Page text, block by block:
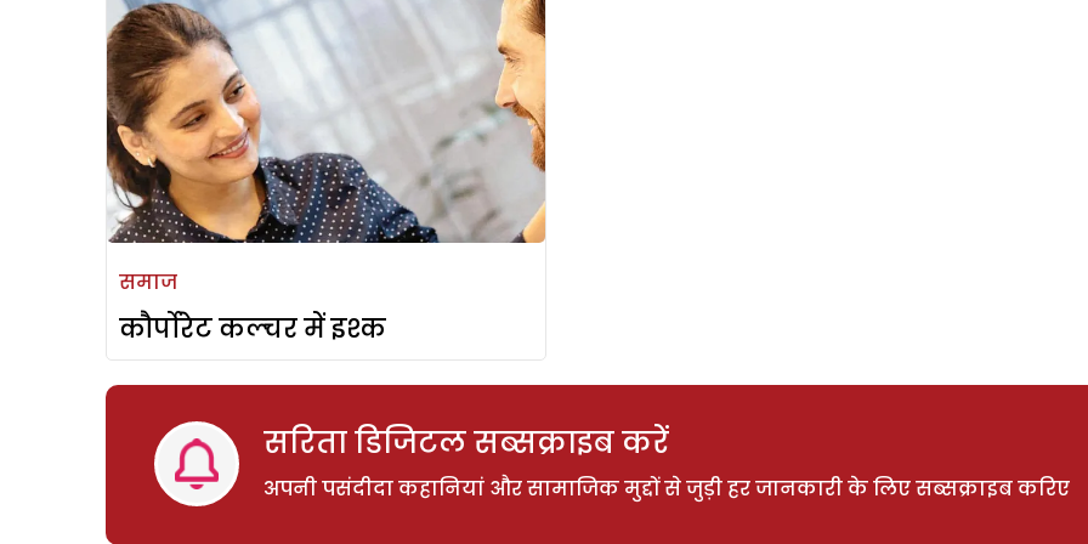
समाज
कौर्पोरेट कल्चर में इश्क
सरिता डिजिटल सब्सक्राइब करें
अपनी पसंदीदा कहानियां और सामाजिक मुद्दों से जुड़ी हर जानकारी के लिए सब्सक्राइब करिए